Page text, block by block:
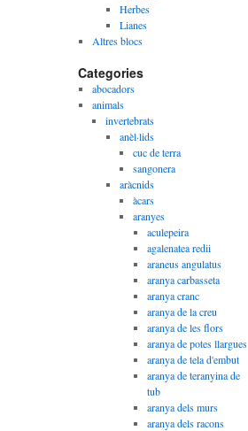
Herbes
Lianes
Altres blocs
Categories
abocadors
animals
invertebrats
anèl·lids
cuc de terra
sangonera
aràcnids
àcars
aranyes
aculepeira
agalenatea redii
araneus angulatus
aranya carbasseta
aranya cranc
aranya de la creu
aranya de les flors
aranya de potes llargues
aranya de tela d'embut
aranya de teranyina de
tub
aranya dels murs
aranya dels racons